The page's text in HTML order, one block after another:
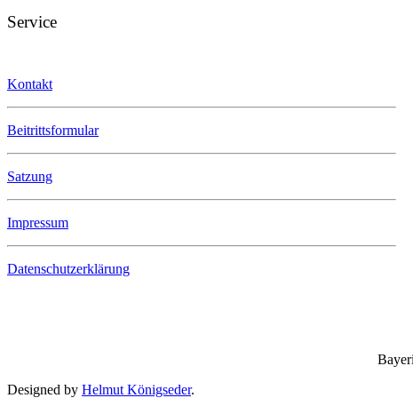
Service
Kontakt
Beitrittsformular
Satzung
Impressum
Datenschutzerklärung
Designed by Helmut Königseder.